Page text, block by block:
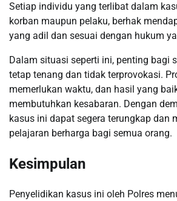
Setiap individu yang terlibat dalam
korban maupun pelaku, berhak
yang adil dan sesuai dengan hukum
Dalam situasi seperti ini, penting bagi
tetap tenang dan tidak terprovokasi.
memerlukan waktu, dan hasil yang
membutuhkan kesabaran. Dengan
kasus ini dapat segera terungkap dan
pelajaran berharga bagi semua orang.
Kesimpulan
Penyelidikan kasus ini oleh Polres